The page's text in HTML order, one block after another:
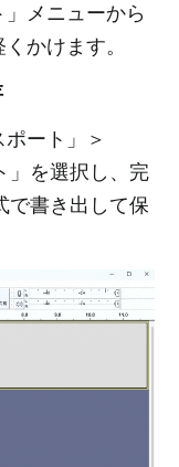
メニューから
かけます。
ート」＞
」を選択し、完
で書き出して保